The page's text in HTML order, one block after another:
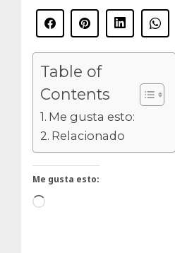
Table of
Contents
Me gusta esto:
Relacionado
Me gusta esto:
Cargando...